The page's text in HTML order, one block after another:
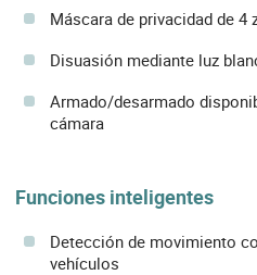
Máscara de privacidad de 4
Disuasión mediante luz
Armado/desarmado
cámara
Funciones inteligentes
Detección de movimiento
vehículos